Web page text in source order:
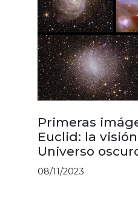
Primeras
Euclid: la
Universo
08/11/2023